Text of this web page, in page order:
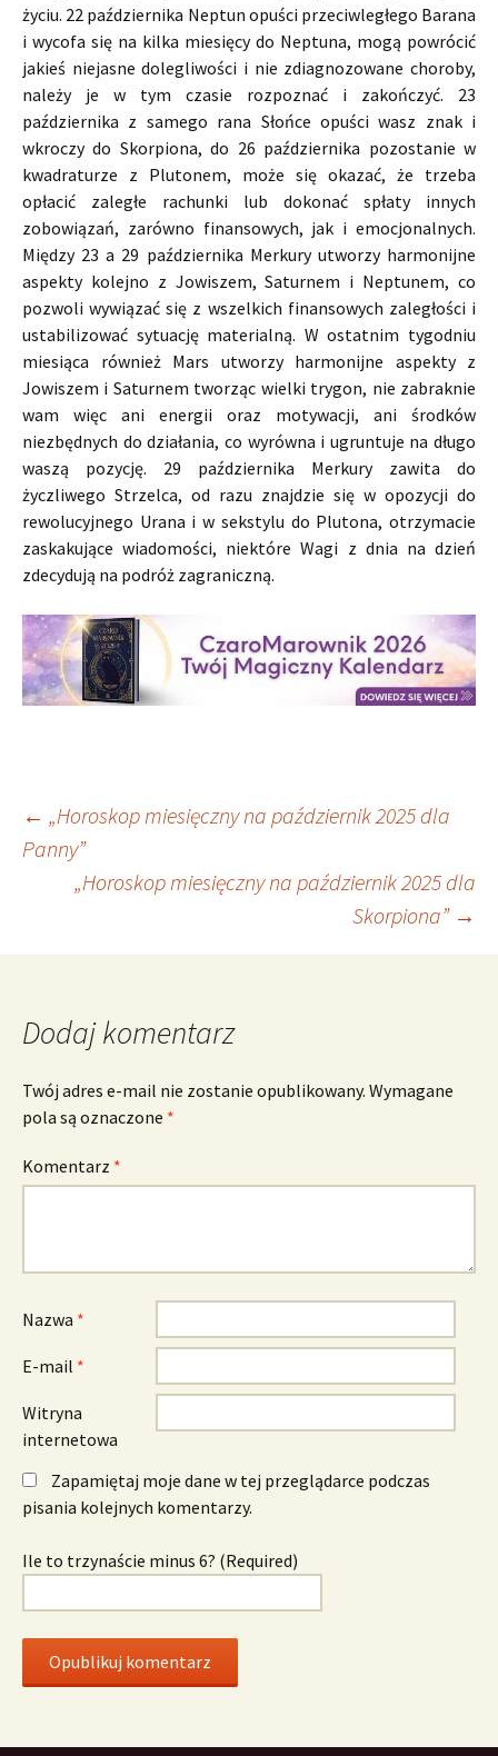
życiu. 22 października Neptun opuści przeciwległego Barana
i wycofa się na kilka miesięcy do Neptuna, mogą powrócić
jakieś niejasne dolegliwości i nie zdiagnozowane choroby,
należy je w tym czasie rozpoznać i zakończyć. 23
października z samego rana Słońce opuści wasz znak i
wkroczy do Skorpiona, do 26 października pozostanie w
kwadraturze z Plutonem, może się okazać, że trzeba
opłacić zaległe rachunki lub dokonać spłaty innych
zobowiązań, zarówno finansowych, jak i emocjonalnych.
Między 23 a 29 października Merkury utworzy harmonijne
aspekty kolejno z Jowiszem, Saturnem i Neptunem, co
pozwoli wywiązać się z wszelkich finansowych zaległości i
ustabilizować sytuację materialną. W ostatnim tygodniu
miesiąca również Mars utworzy harmonijne aspekty z
Jowiszem i Saturnem tworząc wielki trygon, nie zabraknie
wam więc ani energii oraz motywacji, ani środków
niezbędnych do działania, co wyrówna i ugruntuje na długo
waszą pozycję. 29 października Merkury zawita do
życzliwego Strzelca, od razu znajdzie się w opozycji do
rewolucyjnego Urana i w sekstylu do Plutona, otrzymacie
zaskakujące wiadomości, niektóre Wagi z dnia na dzień
zdecydują na podróż zagraniczną.
Nawigacja
wpisu
← „Horoskop miesięczny na październik 2025 dla
Panny”
„Horoskop miesięczny na październik 2025 dla
Skorpiona” →
Dodaj komentarz
Twój adres e-mail nie zostanie opublikowany. Wymagane
pola są oznaczone *
Komentarz *
Nazwa *
E-mail *
Witryna
internetowa
Zapamiętaj moje dane w tej przeglądarce podczas
pisania kolejnych komentarzy.
Ile to trzynaście minus 6? (Required)